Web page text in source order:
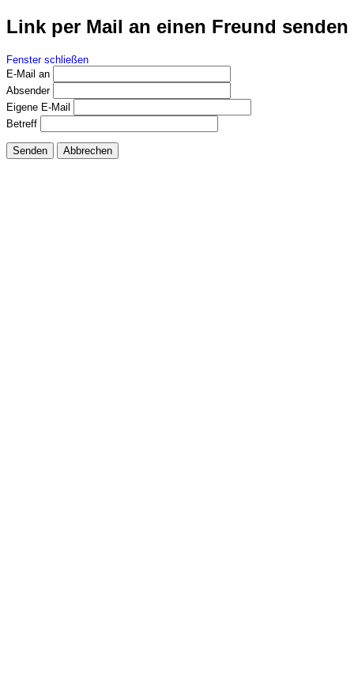
Link per Mail an einen Freund senden
Fenster schließen
E-Mail an
Absender
Eigene E-Mail
Betreff
Senden Abbrechen